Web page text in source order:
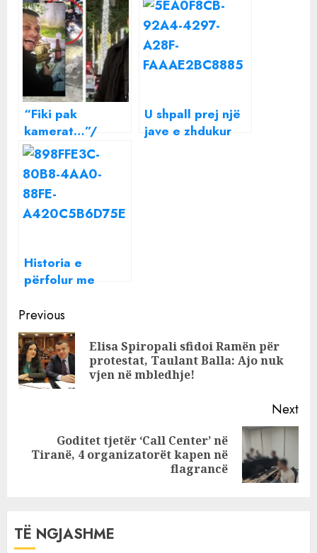
“Fiki pak
kamerat…”/
Takimi i fundit i
Eglant Koçit,
‘Mand Dhelpra’ e
futi në “kurth”, e
ftoi dhe…
U shpall prej një
jave e zhdukur
Historia e
përfolur me
rrëfehet Flamur
Noka: Çfarë do
bëj po të më ftoi
në dasmë
Continue
Reading
Previous
Elisa Spiropali sfidoi Ramën për
protestat, Taulant Balla: Ajo nuk
vjen në mbledhje!
Next
Next
Goditet tjetër ‘Call Center’ në
Tiranë, 4 organizatorët kapen në
flagrancë
TË NGJASHME